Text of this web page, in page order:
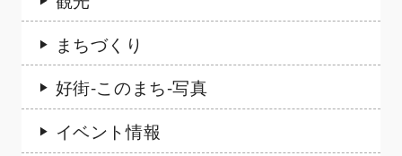
まちづくり
好街-このまち-写真
イベント情報